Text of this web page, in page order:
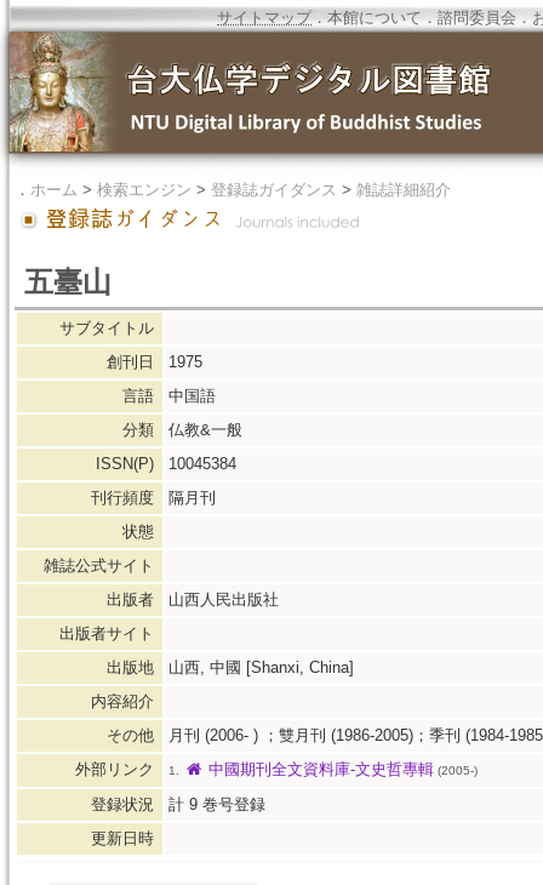
サイトマップ．本館について．諮問委員会．
． ホーム > 検索エンジン > 登録誌ガイダンス > 雑誌詳細紹介
五臺山
サブタイトル
創刊日
1975
言語
中国語
分類
仏教&一般
ISSN(P)
10045384
刊行頻度
隔月刊
状態
雑誌公式サイト
出版者
山西人民出版社
出版者サイト
出版地
山西, 中國 [Shanxi, China]
内容紹介
その他
月刊 (2006- ) ；雙月刊 (1986-2005)；季刊 (1984-
外部リンク
1. 中國期刊全文資料庫-文史哲專輯 (2005-)
登録状況 計 9 巻号登録
更新日時